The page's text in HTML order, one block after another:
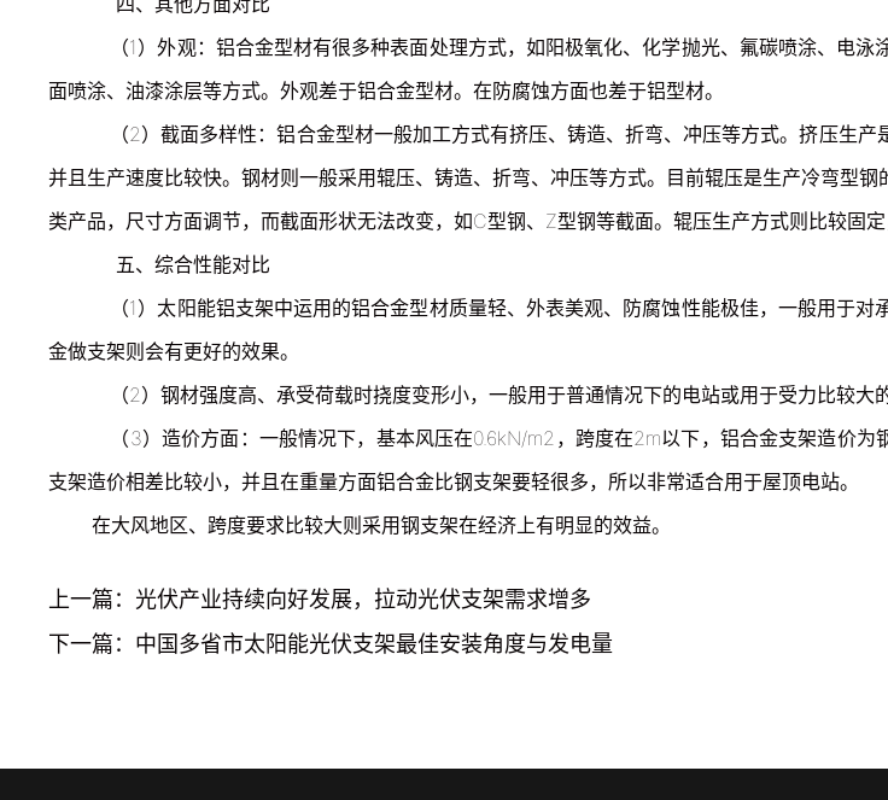
（1）外观：铝合金型材有很多种表面处理方式，如阳极氧化、化学抛光、氟碳喷涂、电
面喷涂、油漆涂层等方式。外观差于铝合金型材。在防腐蚀方面也差于铝型材。
（2）截面多样性：铝合金型材一般加工方式有挤压、铸造、折弯、冲压等方式。挤压生产
并且生产速度比较快。钢材则一般采用辊压、铸造、折弯、冲压等方式。目前辊压是生产冷弯型
类产品，尺寸方面调节，而截面形状无法改变，如C型钢、Z型钢等截面。辊压生产方式则比较固定
五、综合性能对比
（1）太阳能铝支架中运用的铝合金型材质量轻、外表美观、防腐蚀性能极佳，一般用于
金做支架则会有更好的效果。
（2）钢材强度高、承受荷载时挠度变形小，一般用于普通情况下的电站或用于受力比较大的
（3）造价方面：一般情况下，基本风压在0.6kN/m2，跨度在2m以下，铝合金支架造价
支架造价相差比较小，并且在重量方面铝合金比钢支架要轻很多，所以非常适合用于屋顶电站。
在大风地区、跨度要求比较大则采用钢支架在经济上有明显的效益。
上一篇：光伏产业持续向好发展，拉动光伏支架需求增多
下一篇：中国多省市太阳能光伏支架最佳安装角度与发电量